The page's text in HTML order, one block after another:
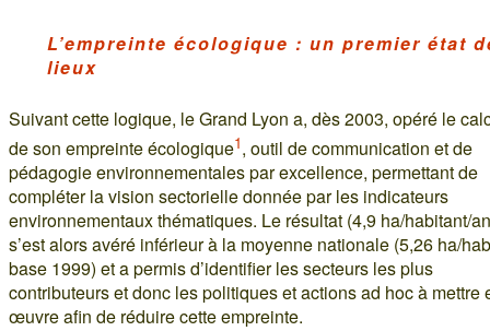
L’empreinte écologique : un premier état
lieux
Suivant cette logique, le Grand Lyon a, dès 2003, opéré le
de son empreinte écologique1, outil de communication et de
pédagogie environnementales par excellence, permettant de
compléter la vision sectorielle donnée par les indicateurs
environnementaux thématiques. Le résultat (4,9 ha/habitant/
s’est alors avéré inférieur à la moyenne nationale (5,26 ha/
base 1999) et a permis d’identifier les secteurs les plus
contributeurs et donc les politiques et actions ad hoc à mettre
œuvre afin de réduire cette empreinte.